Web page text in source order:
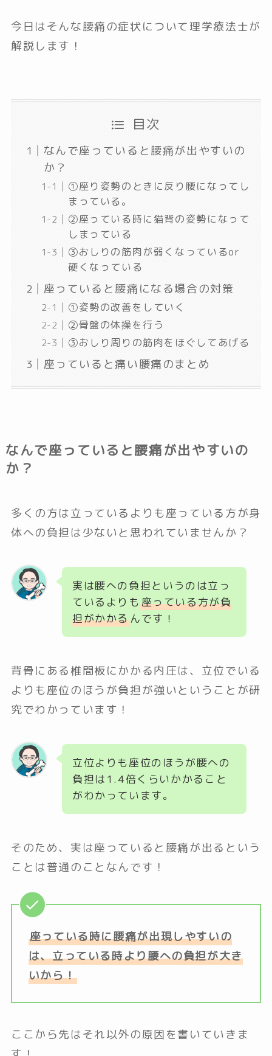
今日はそんな腰痛の症状について理学療法士が
解説します！
目次
なんで座っていると腰痛が出やすいの
か？
①座り姿勢のときに反り腰になってし
まっている。
②座っている時に猫背の姿勢になって
しまっている
③おしりの筋肉が弱くなっているor
硬くなっている
座っていると腰痛になる場合の対策
①姿勢の改善をしていく
②骨盤の体操を行う
③おしり周りの筋肉をほぐしてあげる
座っていると痛い腰痛のまとめ
なんで座っていると腰痛が出やすいの
か？
多くの方は立っているよりも座っている方が身
体への負担は少ないと思われていませんか？
実は腰への負担というのは立っ
ているよりも 座っている方が負
担がかかるんです！
背骨にある椎間板にかかる内圧は、立位でいる
よりも座位のほうが負担が強いということが研
究でわかっています！
立位よりも座位のほうが腰への
負担は1.4倍くらいかかること
がわかっています。
そのため、実は座っていると腰痛が出るという
ことは普通のことなんです！
座っている時に腰痛が出現しやすいの
は、立っている時より腰への負担が大き
いから！
ここから先はそれ以外の原因を書いていきま